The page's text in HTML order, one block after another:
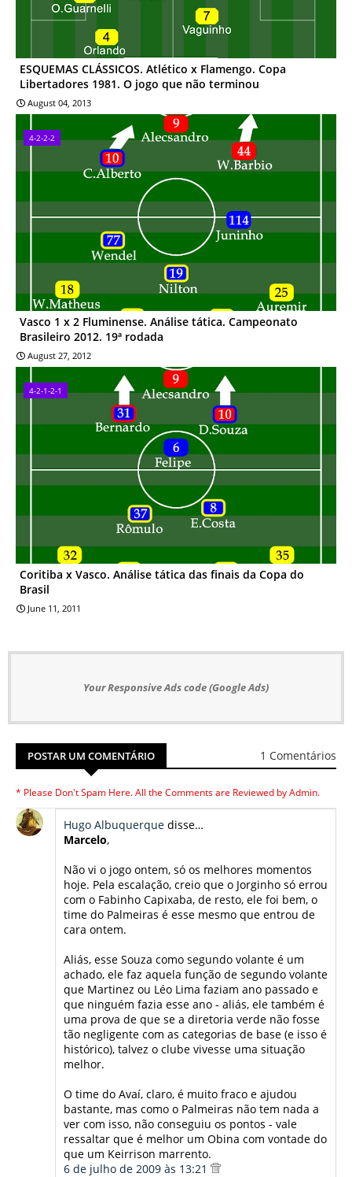
ESQUEMAS CLÁSSICOS. Atlético x Flamengo. Copa
Libertadores 1981. O jogo que não terminou
August 04, 2013
4-2-2-2
Vasco 1 x 2 Fluminense. Análise tática. Campeonato
Brasileiro 2012. 19ª rodada
August 27, 2012
4-2-1-2-1
Coritiba x Vasco. Análise tática das finais da Copa do
Brasil
June 11, 2011
Your Responsive Ads code (Google Ads)
POSTAR UM COMENTÁRIO 1 Comentários
* Please Don't Spam Here. All the Comments are Reviewed by Admin.
Hugo Albuquerque disse…
Marcelo,
Não vi o jogo ontem, só os melhores momentos
hoje. Pela escalação, creio que o Jorginho só errou
com o Fabinho Capixaba, de resto, ele foi bem, o
time do Palmeiras é esse mesmo que entrou de
cara ontem.
Aliás, esse Souza como segundo volante é um
achado, ele faz aquela função de segundo volante
que Martinez ou Léo Lima faziam ano passado e
que ninguém fazia esse ano - aliás, ele também é
uma prova de que se a diretoria verde não fosse
tão negligente com as categorias de base (e isso é
histórico), talvez o clube vivesse uma situação
melhor.
O time do Avaí, claro, é muito fraco e ajudou
bastante, mas como o Palmeiras não tem nada a
ver com isso, não conseguiu os pontos - vale
ressaltar que é melhor um Obina com vontade do
que um Keirrison marrento.
6 de julho de 2009 às 13:21